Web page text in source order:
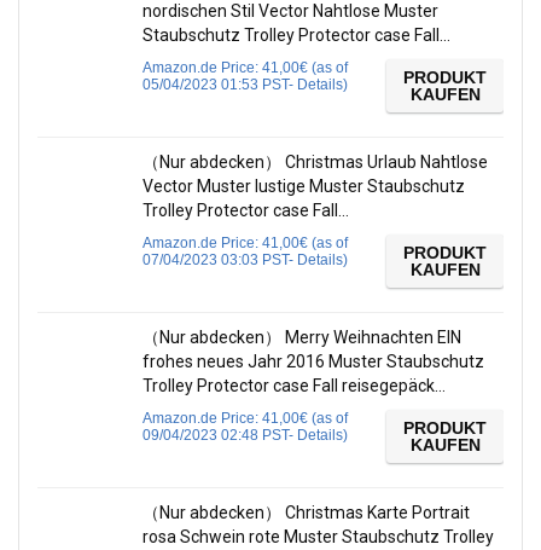
nordischen Stil Vector Nahtlose Muster
Staubschutz Trolley Protector case Fall…
Amazon.de Price: 41,00€ (as of
05/04/2023 01:53 PST- Details)
PRODUKT
KAUFEN
（Nur abdecken） Christmas Urlaub Nahtlose
Vector Muster lustige Muster Staubschutz
Trolley Protector case Fall…
Amazon.de Price: 41,00€ (as of
07/04/2023 03:03 PST- Details)
PRODUKT
KAUFEN
（Nur abdecken） Merry Weihnachten EIN
frohes neues Jahr 2016 Muster Staubschutz
Trolley Protector case Fall reisegepäck…
Amazon.de Price: 41,00€ (as of
09/04/2023 02:48 PST- Details)
PRODUKT
KAUFEN
（Nur abdecken） Christmas Karte Portrait
rosa Schwein rote Muster Staubschutz Trolley